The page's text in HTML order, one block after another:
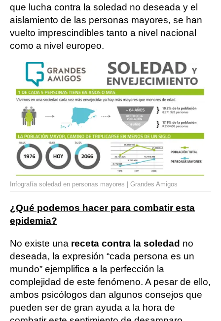
que lucha contra la soledad no deseada y el
aislamiento de las personas mayores, se han
vuelto imprescindibles tanto a nivel nacional
como a nivel europeo.
Infografía soledad en personas mayores | Grandes Amigos
¿Qué podemos hacer para combatir esta
epidemia?
No existe una receta contra la soledad no
deseada, la expresión “cada persona es un
mundo” ejemplifica a la perfección la
complejidad de este fenómeno. A pesar de ello,
ambos psicólogos dan algunos consejos que
pueden ser de gran ayuda a la hora de